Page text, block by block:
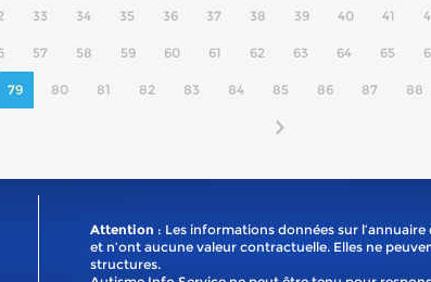
33 34 35 36 37 38 39 40 41
57 58 59 60 61 62 63 64 65
79 80 81 82 83 84 85 86 87 88
Attention : Les informations données sur
et n’ont aucune valeur contractuelle. Elles ne
structures.